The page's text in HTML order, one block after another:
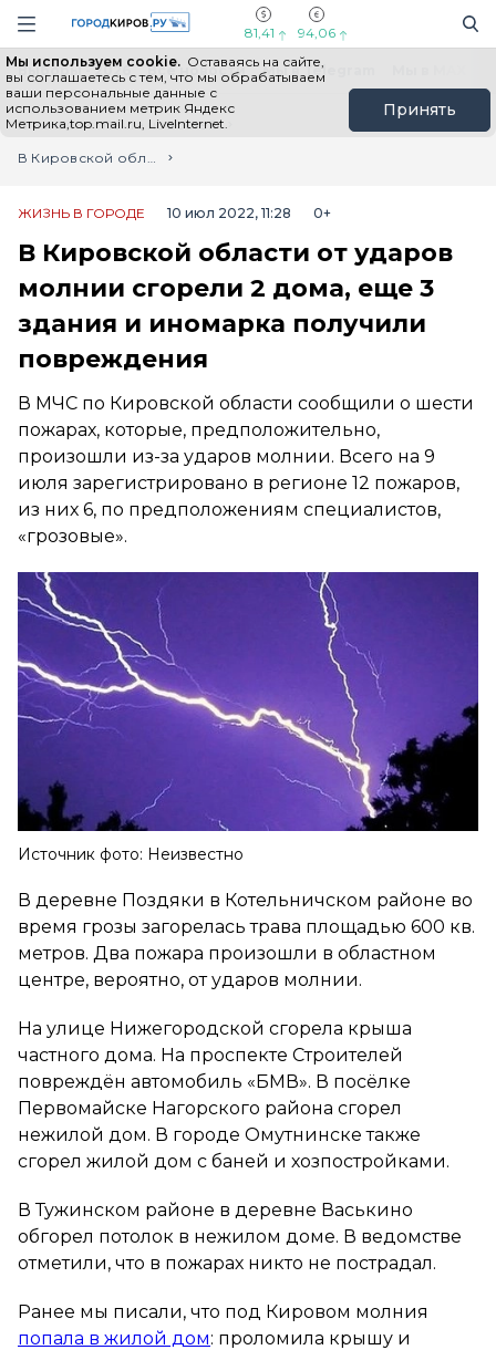
Навигация сайта
81,41 94,06
Мы используем cookie. Оставаясь на сайте,
вы соглашаетесь с тем, что мы обрабатываем
ваши персональные данные с
использованием метрик Яндекс
Метрика,top.mail.ru, LiveInternet.
Принять
Выборы - 2026 Все новости Мы в Telegram
Главная
Лента новостей
В Кировской области от ударов молнии сгорели 2 дома, еще 3 здания и иномарка получили повреждения
ЖИЗНЬ В ГОРОДЕ 10 июл 2022, 11:28 0+
В Кировской области от ударов
молнии сгорели 2 дома, еще 3
здания и иномарка получили
повреждения
В МЧС по Кировской области сообщили о шести
пожарах, которые, предположительно,
произошли из-за ударов молнии. Всего на 9
июля зарегистрировано в регионе 12 пожаров,
из них 6, по предположениям специалистов,
«грозовые».
Источник фото: Неизвестно
В деревне Поздяки в Котельничском районе во
время грозы загорелась трава площадью 600 кв.
метров. Два пожара произошли в областном
центре, вероятно, от ударов молнии.
На улице Нижегородской сгорела крыша
частного дома. На проспекте Строителей
повреждён автомобиль «БМВ». В посёлке
Первомайске Нагорского района сгорел
нежилой дом. В городе Омутнинске также
сгорел жилой дом с баней и хозпостройками.
В Тужинском районе в деревне Васькино
обгорел потолок в нежилом доме. В ведомстве
отметили, что в пожарах никто не пострадал.
Ранее мы писали, что под Кировом молния
попала в жилой дом: проломила крышу и